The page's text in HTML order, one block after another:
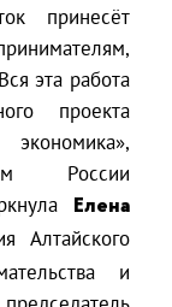
принесёт
эта работа
проекта
России
Елена
Алтайского
и